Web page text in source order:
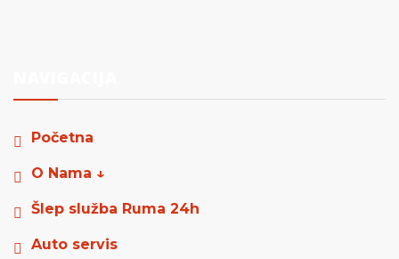
Početna
O Nama ↓
Šlep služba Ruma 24h
Auto servis